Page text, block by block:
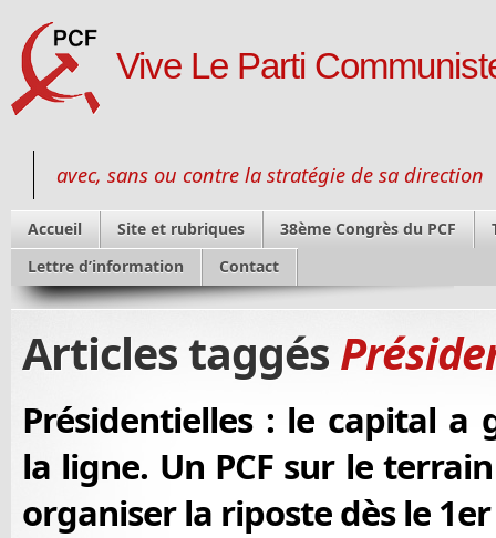
Vive Le Parti
avec, sans ou contre la stratégie de sa direction
Accueil Site et rubriques 38ème Congrès du PCF
Lettre d’information
Contact
Articles taggés
Présidentielles : le capital a
la ligne. Un PCF sur le
organiser la riposte dès le